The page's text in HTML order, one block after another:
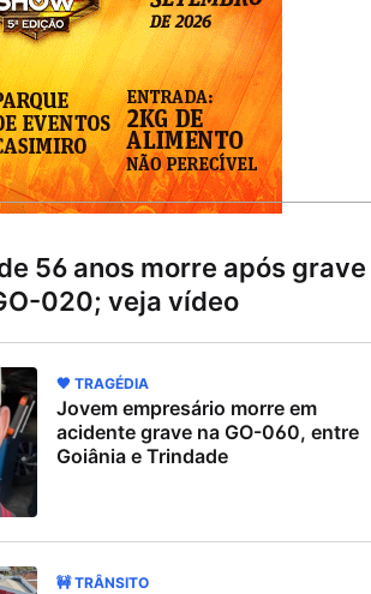
56 anos morre após grave
020; veja vídeo
🖤 TRAGÉDIA
Jovem empresário morre em
acidente grave na GO-060, entre
Goiânia e Trindade
🚧 TRÂNSITO